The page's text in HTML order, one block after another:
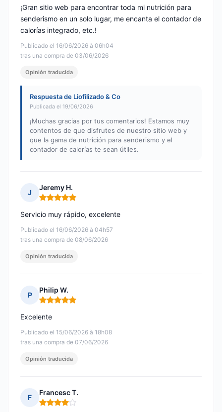
Publicado el 16/06/2026 à 06h04
tras una compra de 03/06/2026
¡Gran sitio web para encontrar toda mi nutrición para
senderismo en un solo lugar, me encanta el contador de
calorías integrado, etc.!
Opinión traducida
Respuesta de Liofilizado & Co
Publicada el 19/06/2026
¡Muchas gracias por tus comentarios! Estamos muy
contentos de que disfrutes de nuestro sitio web y
que la gama de nutrición para senderismo y el
contador de calorías te sean útiles.
J
Jeremy H.
Nota: 5 de 5
Publicado el 16/06/2026 à 04h57
tras una compra de 08/06/2026
Servicio muy rápido, excelente
Opinión traducida
P
Philip W.
Nota: 5 de 5
Publicado el 15/06/2026 à 18h08
tras una compra de 07/06/2026
Excelente
Opinión traducida
F
Francesc T.
Nota: 4 de 5